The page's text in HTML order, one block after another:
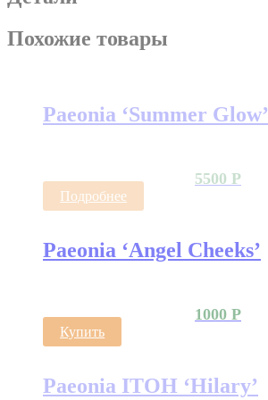
Похожие товары
Paeonia ‘Summer Glow’
5500 Р
Подробнее
Paeonia ‘Angel Cheeks’
1000 Р
Купить
Paeonia ITOH ‘Hilary’